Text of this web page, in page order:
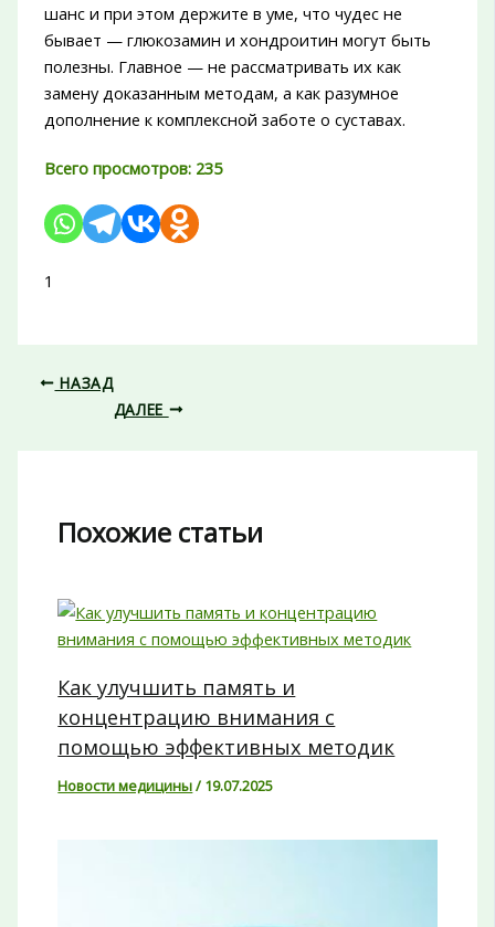
шанс и при этом держите в уме, что чудес не
бывает — глюкозамин и хондроитин могут быть
полезны. Главное — не рассматривать их как
замену доказанным методам, а как разумное
дополнение к комплексной заботе о суставах.
Всего просмотров: 235
1
НАЗАД
ДАЛЕЕ
Похожие статьи
Как улучшить память и
концентрацию внимания с
помощью эффективных методик
Новости медицины/ 19.07.2025